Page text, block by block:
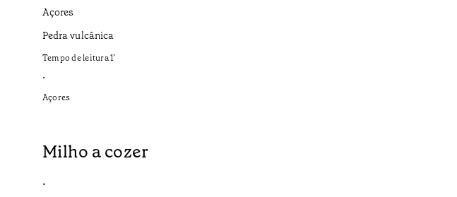
Açores
Pedra vulcânica
Tempo de leitura1’
•
Açores
Milho a cozer
•